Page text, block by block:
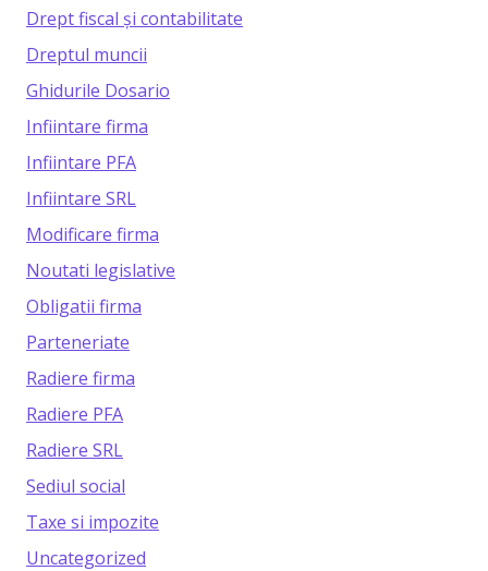
Drept fiscal și contabilitate
Dreptul muncii
Ghidurile Dosario
Infiintare firma
Infiintare PFA
Infiintare SRL
Modificare firma
Noutati legislative
Obligatii firma
Parteneriate
Radiere firma
Radiere PFA
Radiere SRL
Sediul social
Taxe si impozite
Uncategorized